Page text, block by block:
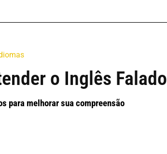
o Inglês Falado
para melhorar sua compreensão